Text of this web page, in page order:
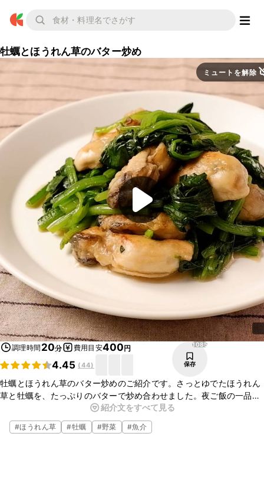
牡蠣とほうれん草のバター炒め
ミュートを解除
調理時間 20分 費用目安400円
4.45 (44)
1085
保存
牡蠣とほうれん草のバター炒めのご紹介です。さっとゆでたほうれん
草と牡蠣を、たっぷりのバターで炒め合わせました。夜ご飯の一品に
いかがでしょうか。ぜひお試しください。
紹介文をすべて見る
#ほうれん草 #牡蠣 #野菜 #魚介